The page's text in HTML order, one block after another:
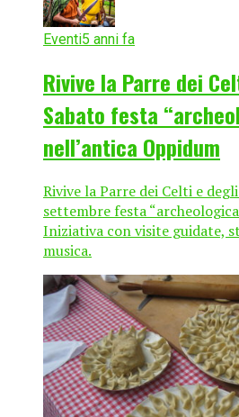
Eventi5 anni fa
Rivive la Parre dei
Sabato festa
nell’antica Oppidum
Rivive la Parre dei Celti e
settembre festa
Iniziativa con visite guidate,
musica.